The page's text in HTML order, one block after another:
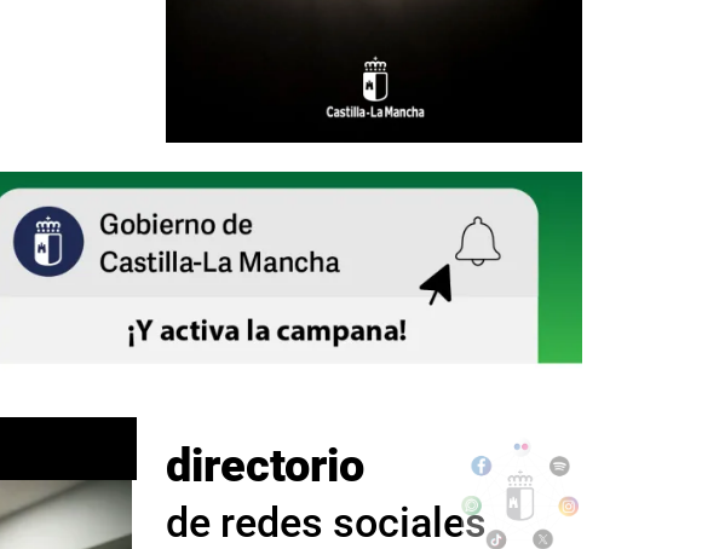
directorio
de redes sociales